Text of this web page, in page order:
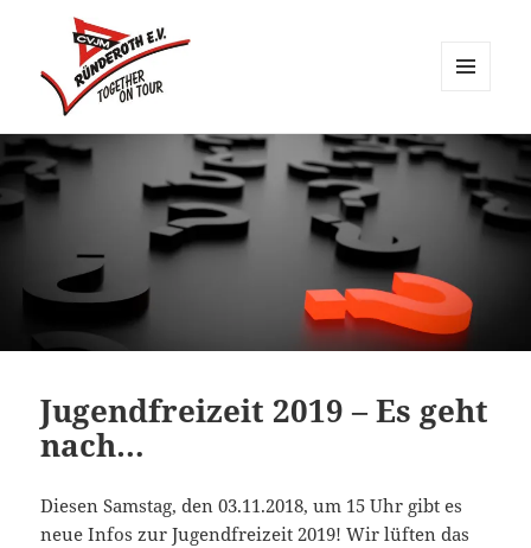
CVJM Ründeroth
WIDGETS
Jugendfreizeit 2019 – Es geht
nach…
Diesen Samstag, den 03.11.2018, um 15 Uhr gibt es
neue Infos zur Jugendfreizeit 2019! Wir lüften das